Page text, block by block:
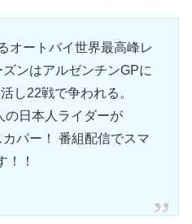
オートバイ世界最高峰レ
ンはアルゼンチンGPに
し22戦で争われる。
の日本人ライダーが
パー！ 番組配信でスマ
！！